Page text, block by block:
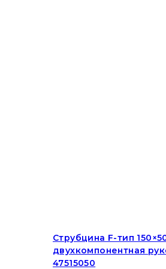
Струбцина F-тип
двухкомпонентная
47515050